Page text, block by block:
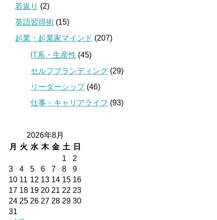
若返り (2)
英語習得術 (15)
起業・起業家マインド (207)
IT系・生産性 (45)
セルフブランディング (29)
リーダーシップ(46)
仕事・キャリアライフ (93)
2026年8月
月
火 水 木 金 土
日
1
2
3
4 5 6 7 8
9
10 11 12 13 14 15 16
17 18 19 20 21 22 23
24 25 26 27 28 29 30
31